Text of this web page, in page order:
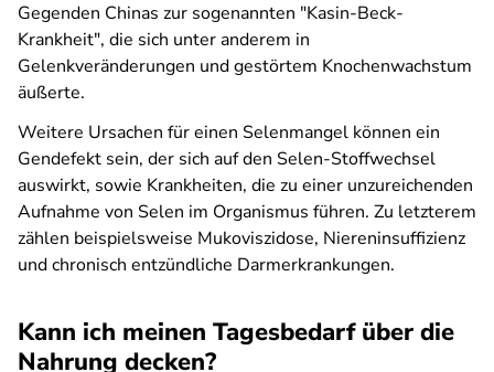
Gegenden Chinas zur sogenannten "Kasin-Beck-
Krankheit", die sich unter anderem in
Gelenkveränderungen und gestörtem Knochenwachstum
äußerte.
Weitere Ursachen für einen Selenmangel können ein
Gendefekt sein, der sich auf den Selen-Stoffwechsel
auswirkt, sowie Krankheiten, die zu einer unzureichenden
Aufnahme von Selen im Organismus führen. Zu letzterem
zählen beispielsweise Mukoviszidose, Niereninsuffizienz
und chronisch entzündliche Darmerkrankungen.
Kann ich meinen Tagesbedarf über die
Nahrung decken?